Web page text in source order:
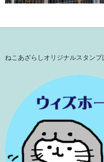
ねこあざらしオリジナルスタン